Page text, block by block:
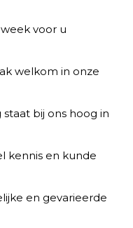
voor u
welkom in onze
bij ons hoog in
kennis en kunde
en gevarieerde